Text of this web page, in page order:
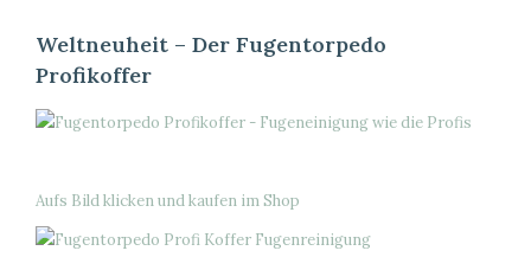
Weltneuheit – Der Fugentorpedo
Profikoffer
Aufs Bild klicken und kaufen im Shop